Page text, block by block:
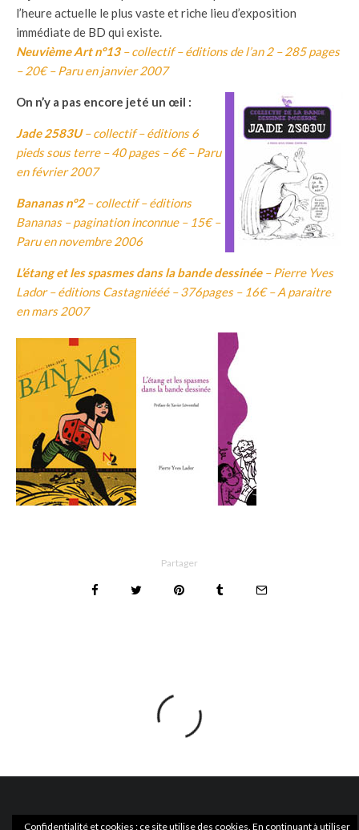
l’heure actuelle le plus vaste et riche lieu d’exposition
immédiate de BD qui existe.
Neuvième Art n°13– collectif – éditions de l’an 2 – 285 pages
– 20€ – Paru en janvier 2007
On n’y a pas encore jeté un œil :
Jade 2583U– collectif – éditions 6
pieds sous terre – 40 pages – 6€ – Paru
en février 2007
Bananas n°2– collectif – éditions
Bananas – pagination inconnue – 15€ –
Paru en novembre 2006
L’étang et les spasmes dans la bande dessinée– Pierre Yves
Lador – éditions Castagniééé – 376pages – 16€ – A paraitre
en mars 2007
Partager
Confidentialité et cookies : ce site utilise des cookies. En continuant à utiliser